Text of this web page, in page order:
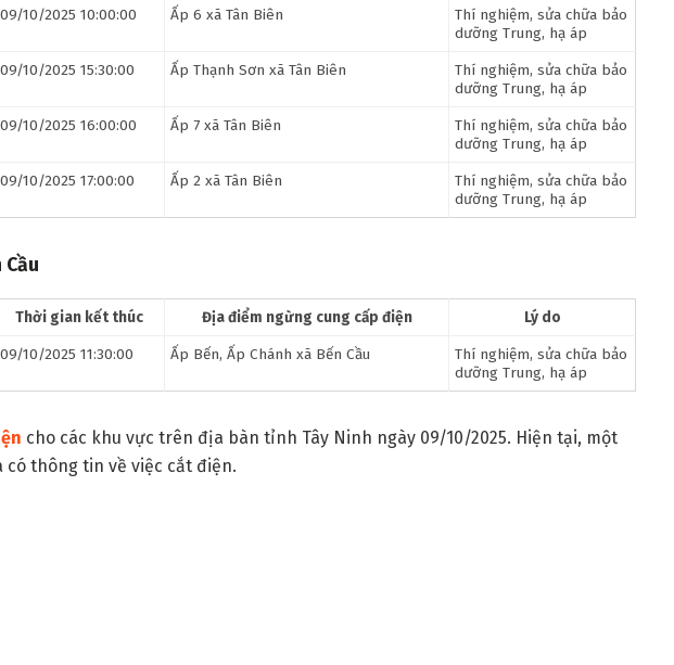
09/10/2025 10:00:00 Ấp 6 xã Tân Biên
Thí nghiệm, sửa chữa bảo
dưỡng Trung, hạ áp
09/10/2025 15:30:00 Ấp Thạnh Sơn xã Tân Biên
Thí nghiệm, sửa chữa bảo
dưỡng Trung, hạ áp
09/10/2025 16:00:00 Ấp 7 xã Tân Biên
Thí nghiệm, sửa chữa bảo
dưỡng Trung, hạ áp
09/10/2025 17:00:00 Ấp 2 xã Tân Biên
Thí nghiệm, sửa chữa bảo
dưỡng Trung, hạ áp
Thời gian kết thúc Địa điểm ngừng cung cấp điện
Lý do
09/10/2025 11:30:00 Ấp Bến, Ấp Chánh xã Bến Cầu
Thí nghiệm, sửa chữa bảo
dưỡng Trung, hạ áp
cho các khu vực trên địa bàn tỉnh Tây Ninh ngày 09/10/2025. Hiện tại, một
thông tin về việc cắt điện.